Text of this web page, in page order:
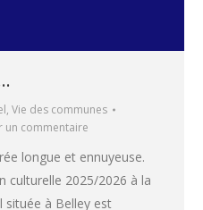
, Vie des communes
un commentaire
longue et ennuyeuse.
culturelle 2025/2026 à la
située à Belley est